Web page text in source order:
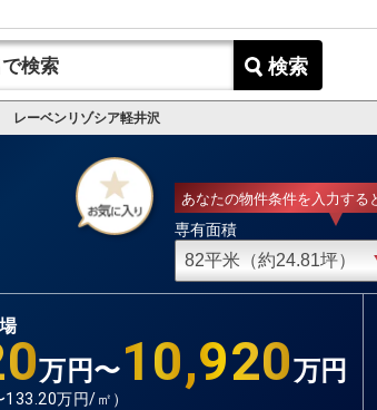
検索
レーベンリゾシア軽井沢
あなたの物件条件を入力する
専有面積
万円〜10,920万円
133.20万円/㎡）